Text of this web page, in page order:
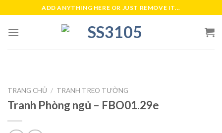
to
content
ADD ANYTHING HERE OR JUST REMOVE IT...
TRANG CHỦ / TRANH TREO TƯỜNG
Tranh Phòng ngủ – FBO01.29e